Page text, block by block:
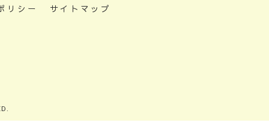
リシー サイトマップ